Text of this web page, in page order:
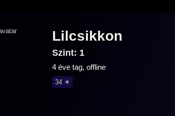
Lilcsikkon
Szint: 1
4 éve tag, offline
34 ☀